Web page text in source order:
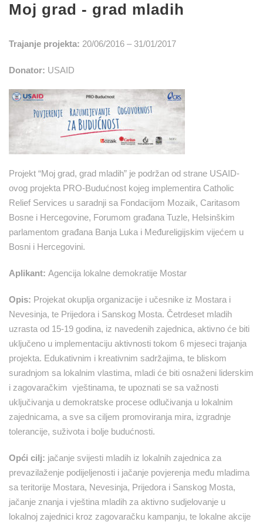
Moj grad - grad mladih
Trajanje projekta: 20/06/2016 – 31/01/2017
Donator: USAID
Projekt “Moj grad, grad mladih” je podržan od strane USAID-
ovog projekta PRO-Budućnost kojeg implementira Catholic
Relief Services u saradnji sa Fondacijom Mozaik, Caritasom
Bosne i Hercegovine, Forumom građana Tuzle, Helsinškim
parlamentom građana Banja Luka i Međureligijskim vijećem u
Bosni i Hercegovini.
Aplikant: Agencija lokalne demokratije Mostar
Opis: Projekat okuplja organizacije i učesnike iz Mostara i
Nevesinja, te Prijedora i Sanskog Mosta. Četrdeset mladih
uzrasta od 15-19 godina, iz navedenih zajednica, aktivno će biti
uključeno u implementaciju aktivnosti tokom 6 mjeseci trajanja
projekta. Edukativnim i kreativnim sadržajima, te bliskom
suradnjom sa lokalnim vlastima, mladi će biti osnaženi liderskim
i zagovaračkim vještinama, te upoznati se sa važnosti
uključivanja u demokratske procese odlučivanja u lokalnim
zajednicama, a sve sa ciljem promoviranja mira, izgradnje
tolerancije, suživota i bolje budućnosti.
Opći cilj: jačanje svijesti mladih iz lokalnih zajednica za
prevazilaženje podijeljenosti i jačanje povjerenja među mladima
sa teritorije Mostara, Nevesinja, Prijedora i Sanskog Mosta,
jačanje znanja i vještina mladih za aktivno sudjelovanje u
lokalnoj zajednici kroz zagovaračku kampanju, te lokalne akcije